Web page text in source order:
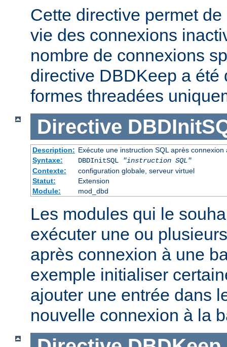
Cette directive permet
vie des connexions
nombre de connexions
directive DBDKeep a été
formes threadées
Directive
Description: Exécute une instruction SQL après
Syntaxe:
DBDInitSQL
"instruction SQL"
Contexte:
configuration globale, serveur virtuel
Statut:
Extension
Module:
mod_dbd
Les modules qui le
exécuter une ou
après connexion à une
exemple initialiser
ajouter une entrée dans
nouvelle connexion à la